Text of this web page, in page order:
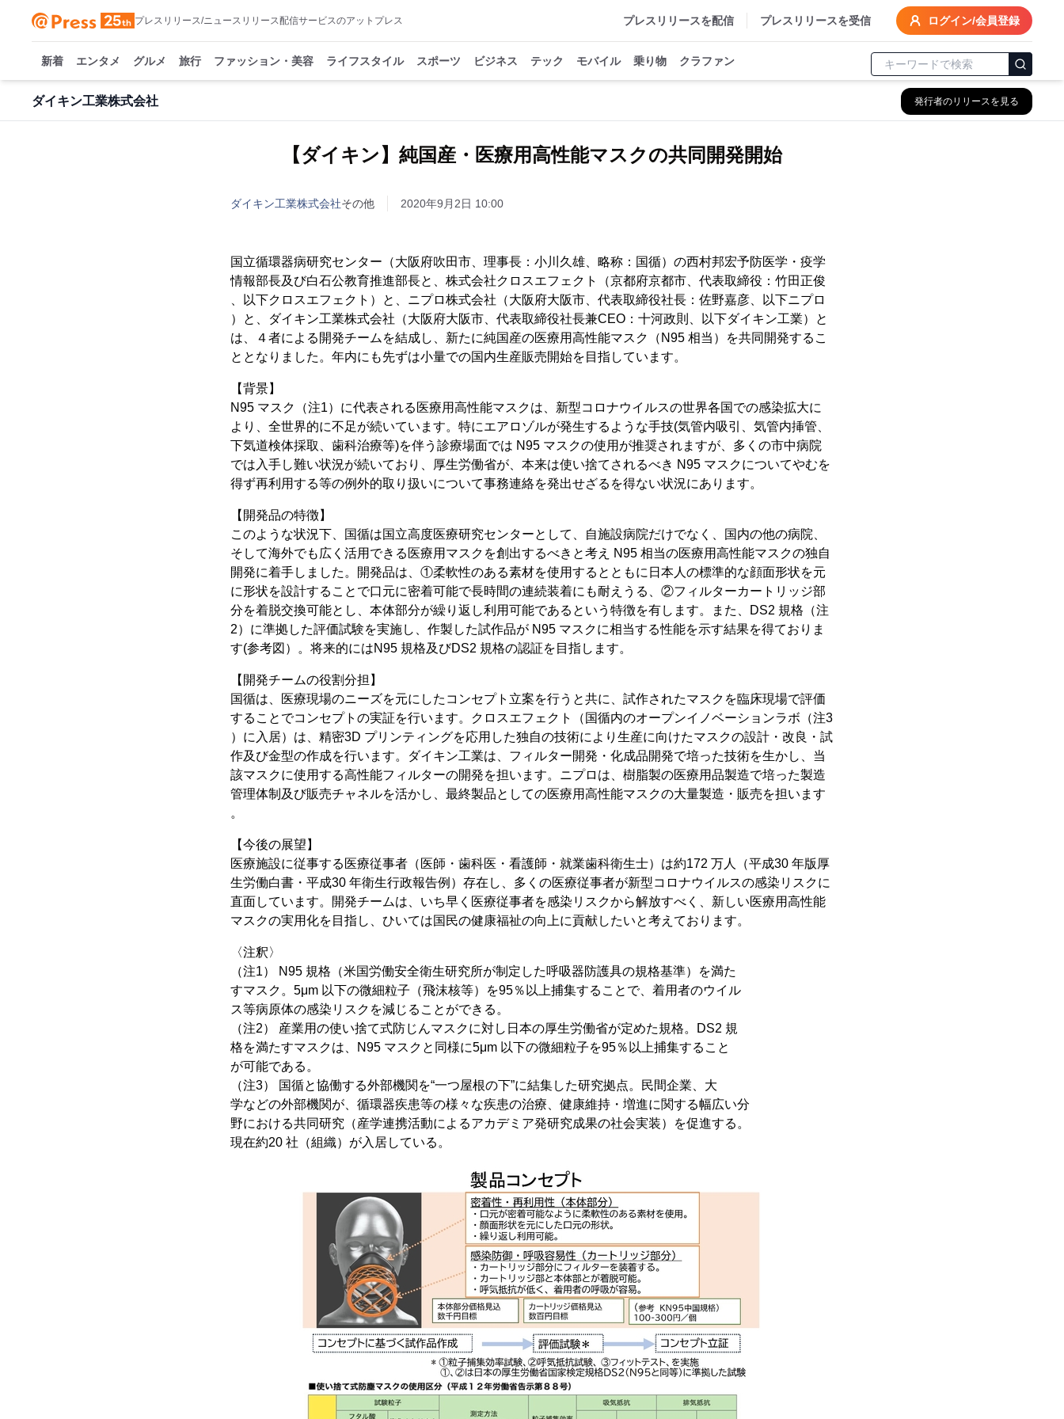
プレスリリース/ニュースリリース配信サービスのアットプレス プレスリリースを配信 プレスリリースを受信 ログイン/会員登録
新着 エンタメ グルメ 旅行 ファッション・美容 ライフスタイル スポーツ ビジネス テック モバイル 乗り物 クラファン
ダイキン工業株式会社 発行者のリリースを見る
【ダイキン】純国産・医療用高性能マスクの共同開発開始
ダイキン工業株式会社その他 2020年9月2日 10:00
国立循環器病研究センター（大阪府吹田市、理事長：小川久雄、略称：国循）の西村邦宏予防医学・疫学
情報部長及び白石公教育推進部長と、株式会社クロスエフェクト（京都府京都市、代表取締役：竹田正俊
、以下クロスエフェクト）と、ニプロ株式会社（大阪府大阪市、代表取締役社長：佐野嘉彦、以下ニプロ
）と、ダイキン工業株式会社（大阪府大阪市、代表取締役社長兼CEO：十河政則、以下ダイキン工業）と
は、４者による開発チームを結成し、新たに純国産の医療用高性能マスク（N95 相当）を共同開発するこ
ととなりました。年内にも先ずは小量での国内生産販売開始を目指しています。
【背景】
N95 マスク（注1）に代表される医療用高性能マスクは、新型コロナウイルスの世界各国での感染拡大に
より、全世界的に不足が続いています。特にエアロゾルが発生するような手技(気管内吸引、気管内挿管、
下気道検体採取、歯科治療等)を伴う診療場面では N95 マスクの使用が推奨されますが、多くの市中病院
では入手し難い状況が続いており、厚生労働省が、本来は使い捨てされるべき N95 マスクについてやむを
得ず再利用する等の例外的取り扱いについて事務連絡を発出せざるを得ない状況にあります。
【開発品の特徴】
このような状況下、国循は国立高度医療研究センターとして、自施設病院だけでなく、国内の他の病院、
そして海外でも広く活用できる医療用マスクを創出するべきと考え N95 相当の医療用高性能マスクの独自
開発に着手しました。開発品は、①柔軟性のある素材を使用するとともに日本人の標準的な顔面形状を元
に形状を設計することで口元に密着可能で長時間の連続装着にも耐えうる、②フィルターカートリッジ部
分を着脱交換可能とし、本体部分が繰り返し利用可能であるという特徴を有します。また、DS2 規格（注
2）に準拠した評価試験を実施し、作製した試作品が N95 マスクに相当する性能を示す結果を得ておりま
す(参考図）。将来的にはN95 規格及びDS2 規格の認証を目指します。
【開発チームの役割分担】
国循は、医療現場のニーズを元にしたコンセプト立案を行うと共に、試作されたマスクを臨床現場で評価
することでコンセプトの実証を行います。クロスエフェクト（国循内のオープンイノベーションラボ（注3
）に入居）は、精密3D プリンティングを応用した独自の技術により生産に向けたマスクの設計・改良・試
作及び金型の作成を行います。ダイキン工業は、フィルター開発・化成品開発で培った技術を生かし、当
該マスクに使用する高性能フィルターの開発を担います。ニプロは、樹脂製の医療用品製造で培った製造
管理体制及び販売チャネルを活かし、最終製品としての医療用高性能マスクの大量製造・販売を担います
。
【今後の展望】
医療施設に従事する医療従事者（医師・歯科医・看護師・就業歯科衛生士）は約172 万人（平成30 年版厚
生労働白書・平成30 年衛生行政報告例）存在し、多くの医療従事者が新型コロナウイルスの感染リスクに
直面しています。開発チームは、いち早く医療従事者を感染リスクから解放すべく、新しい医療用高性能
マスクの実用化を目指し、ひいては国民の健康福祉の向上に貢献したいと考えております。
〈注釈〉
（注1） N95 規格（米国労働安全衛生研究所が制定した呼吸器防護具の規格基準）を満た
すマスク。5μm 以下の微細粒子（飛沫核等）を95％以上捕集することで、着用者のウイル
ス等病原体の感染リスクを減じることができる。
（注2） 産業用の使い捨て式防じんマスクに対し日本の厚生労働省が定めた規格。DS2 規
格を満たすマスクは、N95 マスクと同様に5μm 以下の微細粒子を95％以上捕集すること
が可能である。
（注3） 国循と協働する外部機関を“一つ屋根の下”に結集した研究拠点。民間企業、大
学などの外部機関が、循環器疾患等の様々な疾患の治療、健康維持・増進に関する幅広い分
野における共同研究（産学連携活動によるアカデミア発研究成果の社会実装）を促進する。
現在約20 社（組織）が入居している。